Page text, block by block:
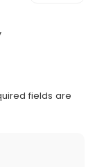
fields are